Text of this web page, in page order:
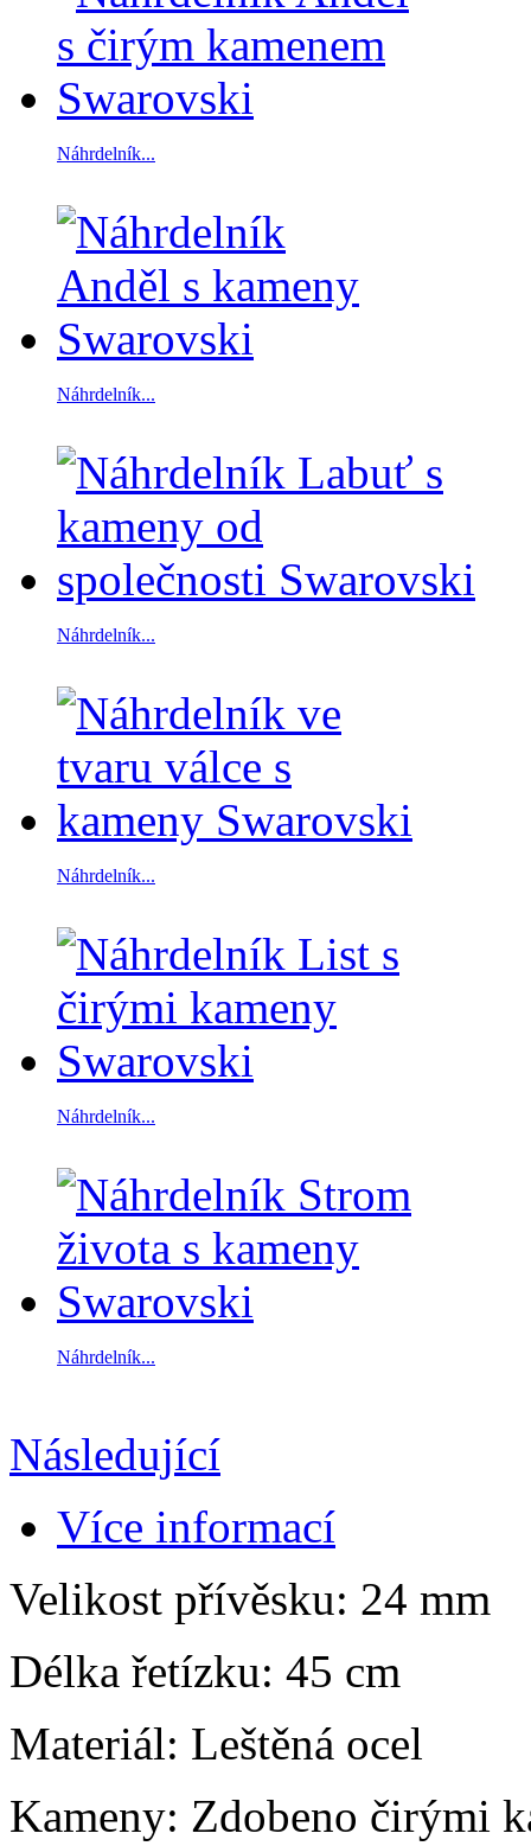
Náhrdelník...
Náhrdelník...
Náhrdelník...
Náhrdelník...
Náhrdelník...
Náhrdelník...
Následující
Více informací
Velikost přívěsku: 24 mm
Délka řetízku: 45 cm
Materiál: Leštěná ocel
Kameny: Zdobeno čirými